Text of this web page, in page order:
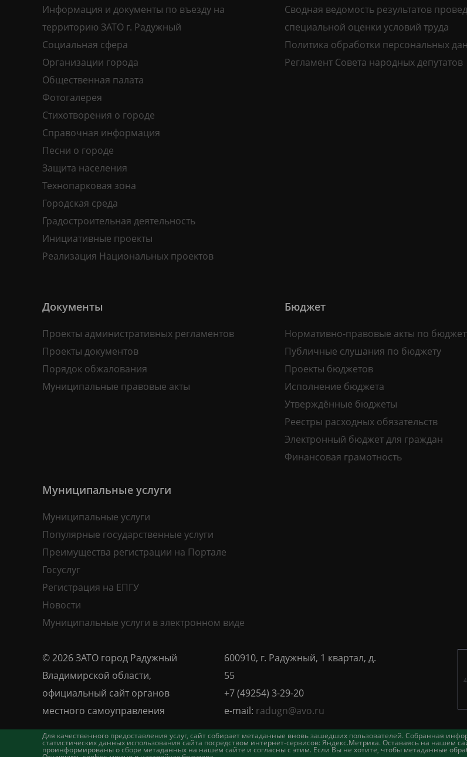
Для качественного предоставления услуг, сайт собирает метаданные вновь зашедших пользователей. Собранная
статистических данных использования сайта посредством интернет-сервисов: Яндекс.Метрика. Оставаясь на нашем
проинформированы о сборе метаданных на нашем сайте и согласны с этим. Если Вы не хотите, чтобы метаданные
Информация и документы по въезду на
территорию ЗАТО г. Радужный
Социальная сфера
Организации города
Общественная палата
Фотогалерея
Стихотворения о городе
Справочная информация
Песни о городе
Защита населения
Технопарковая зона
Городская среда
Градостроительная деятельность
Инициативные проекты
Реализация Национальных проектов
Сводная ведомость результатов
специальной оценки условий труда
Политика обработки персональных
Регламент Совета народных депутатов
Документы
Проекты административных регламентов
Проекты документов
Порядок обжалования
Муниципальные правовые акты
Бюджет
Нормативно-правовые акты по
Публичные слушания по бюджету
Проекты бюджетов
Исполнение бюджета
Утверждённые бюджеты
Реестры расходных обязательств
Электронный бюджет для граждан
Финансовая грамотность
Муниципальные услуги
Муниципальные услуги
Популярные государственные услуги
Преимущества регистрации на Портале
Госуслуг
Регистрация на ЕПГУ
Новости
Муниципальные услуги в электронном виде
© 2026 ЗАТО город Радужный
Владимирской области,
официальный сайт органов
местного самоуправления
600910, г. Радужный, 1 квартал, д.
55
+7 (49254) 3-29-20
e-mail: radugn@avo.ru